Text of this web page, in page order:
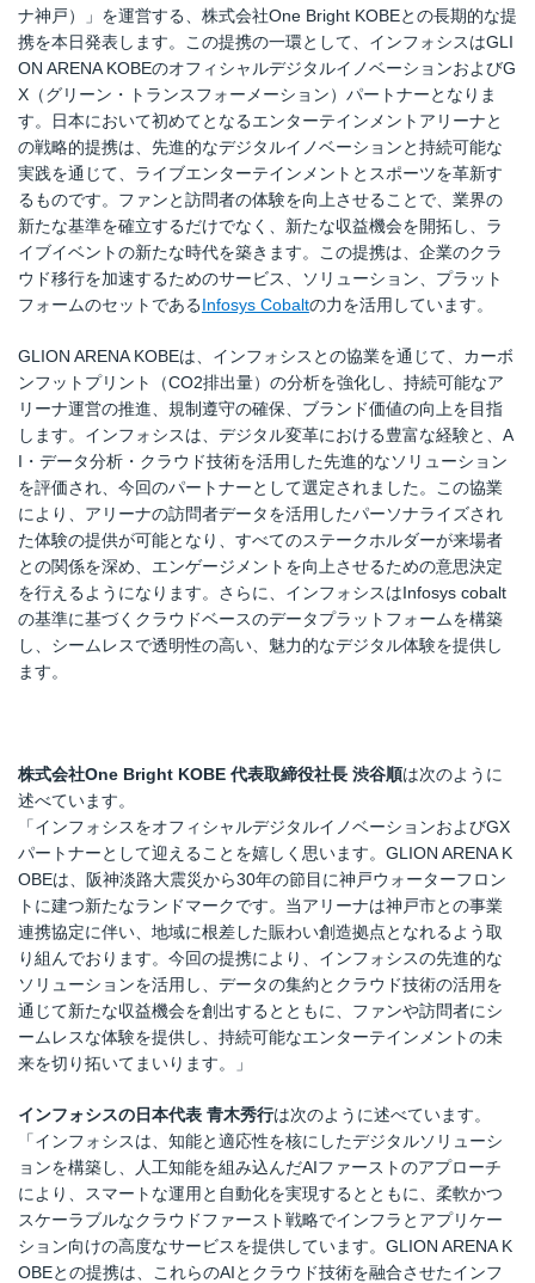
ナ神戸）」を運営する、株式会社One Bright KOBEとの長期的な提
携を本日発表します。この提携の一環として、インフォシスはGLI
ON ARENA KOBEのオフィシャルデジタルイノベーションおよびG
X（グリーン・トランスフォーメーション）パートナーとなりま
す。日本において初めてとなるエンターテインメントアリーナと
の戦略的提携は、先進的なデジタルイノベーションと持続可能な
実践を通じて、ライブエンターテインメントとスポーツを革新す
るものです。ファンと訪問者の体験を向上させることで、業界の
新たな基準を確立するだけでなく、新たな収益機会を開拓し、ラ
イブイベントの新たな時代を築きます。この提携は、企業のクラ
ウド移行を加速するためのサービス、ソリューション、プラット
フォームのセットであるInfosys Cobaltの力を活用しています。
GLION ARENA KOBEは、インフォシスとの協業を通じて、カーボ
ンフットプリント（CO2排出量）の分析を強化し、持続可能なア
リーナ運営の推進、規制遵守の確保、ブランド価値の向上を目指
します。インフォシスは、デジタル変革における豊富な経験と、A
I・データ分析・クラウド技術を活用した先進的なソリューション
を評価され、今回のパートナーとして選定されました。この協業
により、アリーナの訪問者データを活用したパーソナライズされ
た体験の提供が可能となり、すべてのステークホルダーが来場者
との関係を深め、エンゲージメントを向上させるための意思決定
を行えるようになります。さらに、インフォシスはInfosys cobalt
の基準に基づくクラウドベースのデータプラットフォームを構築
し、シームレスで透明性の高い、魅力的なデジタル体験を提供し
ます。
株式会社One Bright KOBE 代表取締役社長 渋谷順は次のように
述べています。
「インフォシスをオフィシャルデジタルイノベーションおよびGX
パートナーとして迎えることを嬉しく思います。GLION ARENA K
OBEは、阪神淡路大震災から30年の節目に神戸ウォーターフロン
トに建つ新たなランドマークです。当アリーナは神戸市との事業
連携協定に伴い、地域に根差した賑わい創造拠点となれるよう取
り組んでおります。今回の提携により、インフォシスの先進的な
ソリューションを活用し、データの集約とクラウド技術の活用を
通じて新たな収益機会を創出するとともに、ファンや訪問者にシ
ームレスな体験を提供し、持続可能なエンターテインメントの未
来を切り拓いてまいります。」
インフォシスの日本代表 青木秀行は次のように述べています。
「インフォシスは、知能と適応性を核にしたデジタルソリューシ
ョンを構築し、人工知能を組み込んだAIファーストのアプローチ
により、スマートな運用と自動化を実現するとともに、柔軟かつ
スケーラブルなクラウドファースト戦略でインフラとアプリケー
ション向けの高度なサービスを提供しています。GLION ARENA K
OBEとの提携は、これらのAIとクラウド技術を融合させたインフ